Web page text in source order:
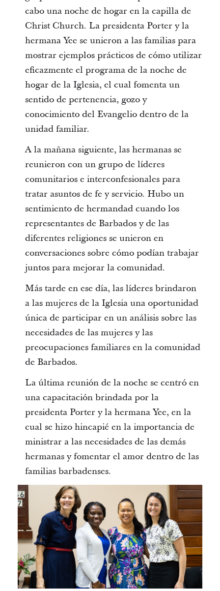
cabo una noche de hogar en la capilla de
Christ Church. La presidenta Porter y la
hermana Yee se unieron a las familias para
mostrar ejemplos prácticos de cómo utilizar
eficazmente el programa de la noche de
hogar de la Iglesia, el cual fomenta un
sentido de pertenencia, gozo y
conocimiento del Evangelio dentro de la
unidad familiar.
A la mañana siguiente, las hermanas se
reunieron con un grupo de líderes
comunitarios e interconfesionales para
tratar asuntos de fe y servicio. Hubo un
sentimiento de hermandad cuando los
representantes de Barbados y de las
diferentes religiones se unieron en
conversaciones sobre cómo podían trabajar
juntos para mejorar la comunidad.
Más tarde en ese día, las líderes brindaron
a las mujeres de la Iglesia una oportunidad
única de participar en un análisis sobre las
necesidades de las mujeres y las
preocupaciones familiares en la comunidad
de Barbados.
La última reunión de la noche se centró en
una capacitación brindada por la
presidenta Porter y la hermana Yee, en la
cual se hizo hincapié en la importancia de
ministrar a las necesidades de las demás
hermanas y fomentar el amor dentro de las
familias barbadenses.